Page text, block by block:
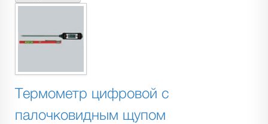
Термометр цифровой с
палочковидным щупом